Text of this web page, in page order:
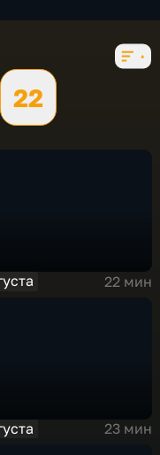
22
22 мин
23 мин